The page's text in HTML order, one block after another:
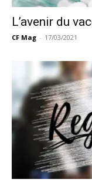
L’avenir du
CF Mag - 17/03/2021